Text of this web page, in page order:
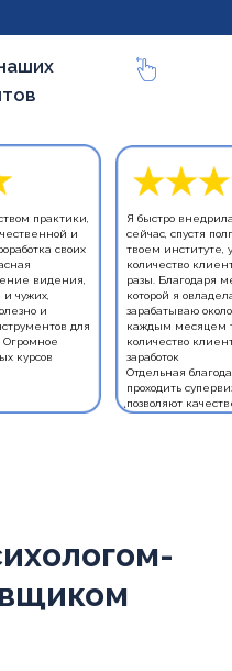
практики,
и
своих
видения,
и чужих,
и
для
Огромное
курсов
Я быстро
сейчас, спустя
твоем институте,
количество
разы. Благодаря
которой я
зарабатываю
каждым месяцем
количество
заработок
Отдельная
проходить
позволяют